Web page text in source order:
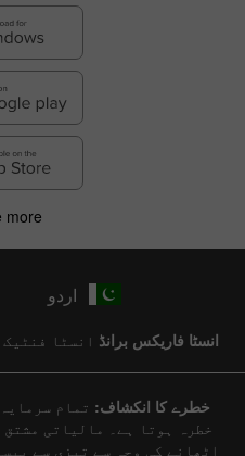
اردو
انسٹا فاریکس برانڈ انسٹا
خطرے کا انکشاف: تمام
خطرہ ہوتا ہے۔ مالیاتی
اٹھانے کی وجہ سے تیزی سے